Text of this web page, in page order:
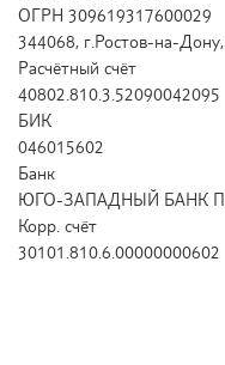
ОГРН 309619317600029
344068, г.Ростов-на-
Расчётный счёт
40802.810.3.52090042095
БИК
046015602
Банк
ЮГО-ЗАПАДНЫЙ БАНК
Корр. счёт
30101.810.6.00000000602